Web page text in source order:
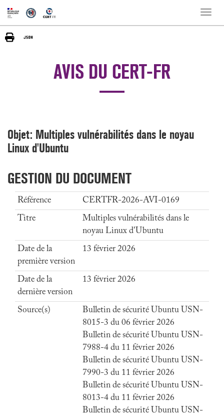
Toggle
AVIS DU CERT-FR
Objet: Multiples vulnérabilités dans le noyau
Linux d'Ubuntu
GESTION DU DOCUMENT
Référence
CERTFR-2026-AVI-0169
Titre
Multiples vulnérabilités dans le
noyau Linux d'Ubuntu
Date de la
première version
13 février 2026
Date de la
dernière version
13 février 2026
Source(s)
Bulletin de sécurité Ubuntu USN-
8015-3 du 06 février 2026
Bulletin de sécurité Ubuntu USN-
7988-4 du 11 février 2026
Bulletin de sécurité Ubuntu USN-
7990-3 du 11 février 2026
Bulletin de sécurité Ubuntu USN-
8013-4 du 11 février 2026
Bulletin de sécurité Ubuntu USN-